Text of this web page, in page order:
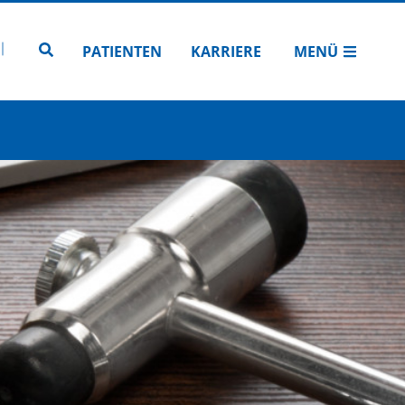
Zur Seitensuche
PATIENTEN KARRIERE MENÜ